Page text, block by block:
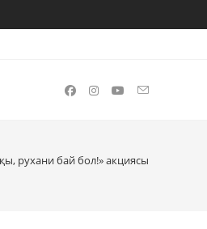
рухани бай бол!» акциясы